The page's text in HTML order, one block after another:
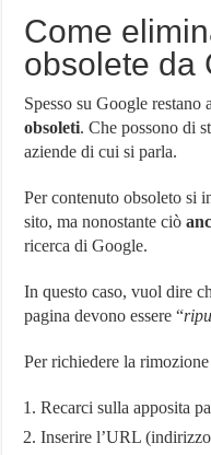
Come
obsolete da
Spesso su Google restano
obsoleti. Che possono di
aziende di cui si parla.
Per contenuto obsoleto si
sito, ma nonostante ciò
ricerca di Google.
In questo caso, vuol dire
pagina devono essere “
Per richiedere la
Recarci sulla apposita
Inserire l’URL